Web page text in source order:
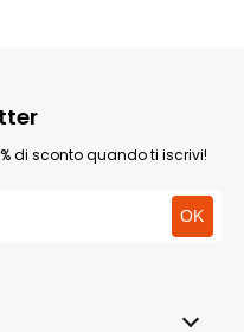
di sconto quando ti iscrivi!